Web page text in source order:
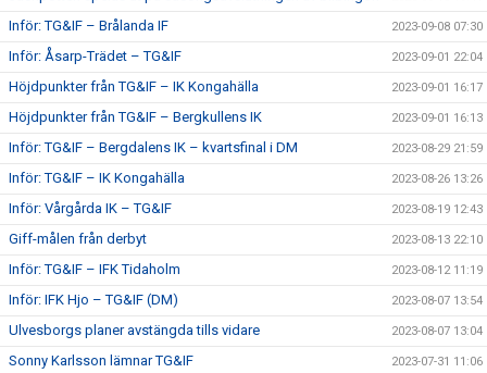
Inför: TG&IF – Brålanda IF 2023-09-08 07:30
Inför: Åsarp-Trädet – TG&IF 2023-09-01 22:04
Höjdpunkter från TG&IF – IK Kongahälla 2023-09-01 16:17
Höjdpunkter från TG&IF – Bergkullens IK 2023-09-01 16:13
Inför: TG&IF – Bergdalens IK – kvartsfinal i DM 2023-08-29 21:59
Inför: TG&IF – IK Kongahälla 2023-08-26 13:26
Inför: Vårgårda IK – TG&IF 2023-08-19 12:43
Giff-målen från derbyt 2023-08-13 22:10
Inför: TG&IF – IFK Tidaholm 2023-08-12 11:19
Inför: IFK Hjo – TG&IF (DM) 2023-08-07 13:54
Ulvesborgs planer avstängda tills vidare 2023-08-07 13:04
Sonny Karlsson lämnar TG&IF 2023-07-31 11:06